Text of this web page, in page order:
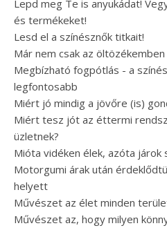
Lepd meg Te is anyukádat!
és termékeket!
Lesd el a színésznők titkait!
Már nem csak az
Megbízható fogpótlás - a
legfontosabb
Miért jó mindig a jövőre (is)
Miért tesz jót az éttermi
üzletnek?
Mióta vidéken élek, azóta járok
Motorgumi árak után
helyett
Művészet az élet minden
Művészet az, hogy milyen